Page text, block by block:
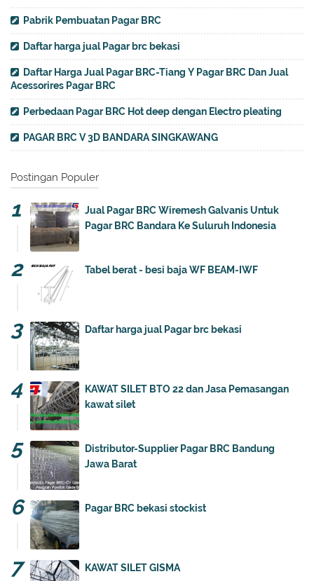
Pabrik Pembuatan Pagar BRC
Daftar harga jual Pagar brc bekasi
Daftar Harga Jual Pagar BRC-Tiang Y Pagar BRC Dan Jual
Acessorires Pagar BRC
Perbedaan Pagar BRC Hot deep dengan Electro pleating
PAGAR BRC V 3D BANDARA SINGKAWANG
Postingan Populer
Jual Pagar BRC Wiremesh Galvanis Untuk
Pagar BRC Bandara Ke Suluruh Indonesia
Tabel berat - besi baja WF BEAM-IWF
Daftar harga jual Pagar brc bekasi
KAWAT SILET BTO 22 dan Jasa Pemasangan
kawat silet
Distributor-Supplier Pagar BRC Bandung
Jawa Barat
Pagar BRC bekasi stockist
KAWAT SILET GISMA